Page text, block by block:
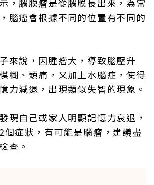
，腦膜瘤是從腦膜長出來，為常
腦瘤會根據不同的位置有不同的
來說，因腫瘤大，導致腦壓升
糊、頭痛，又加上水腦症，使得
力減退，出現類似失智的現象。
現自己或家人明顯記憶力衰退，
個症狀，有可能是腦瘤，建議盡
查。